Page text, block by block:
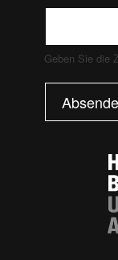
Geben Sie die